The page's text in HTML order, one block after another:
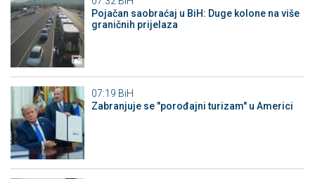
Pojačan saobraćaj u BiH: Duge kolone na više
graničnih prijelaza
07:19 BiH
Zabranjuje se "porođajni turizam" u Americi